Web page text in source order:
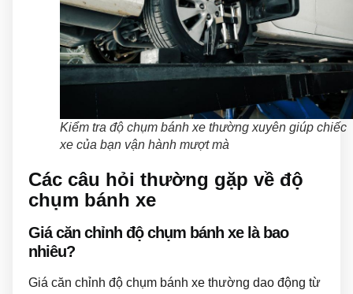
Kiểm tra độ chụm bánh xe thường xuyên giúp chiếc
xe của bạn vận hành mượt mà
Các câu hỏi thường gặp về độ
chụm bánh xe
Giá căn chỉnh độ chụm bánh xe là bao
nhiêu?
Giá căn chỉnh độ chụm bánh xe thường dao động từ